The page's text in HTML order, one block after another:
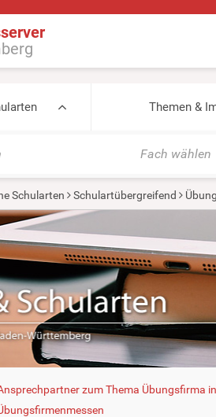
Themen &
Fach wählen
Schularten Schulartübergreifend
zum Thema Übungsfirma